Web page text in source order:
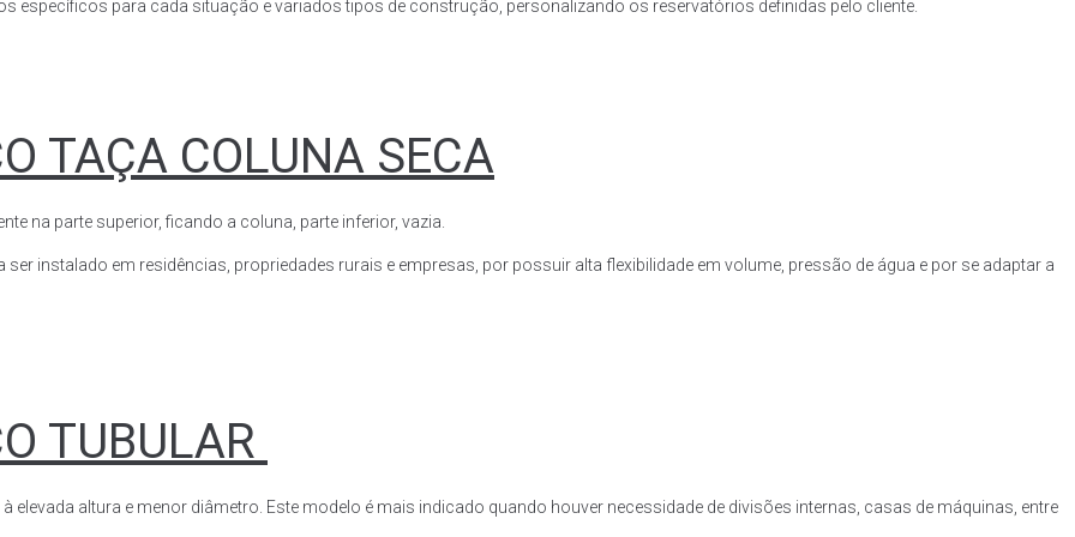
específicos para cada situação e variados tipos de construção, personalizando os reservatórios definidas pelo cliente.
TAÇA COLUNA SECA
na parte superior, ficando a coluna, parte inferior, vazia.
instalado em residências, propriedades rurais e empresas, por possuir alta flexibilidade em volume, pressão de água e por se adaptar a
TUBULAR
elevada altura e menor diâmetro. Este modelo é mais indicado quando houver necessidade de divisões internas, casas de máquinas, entre